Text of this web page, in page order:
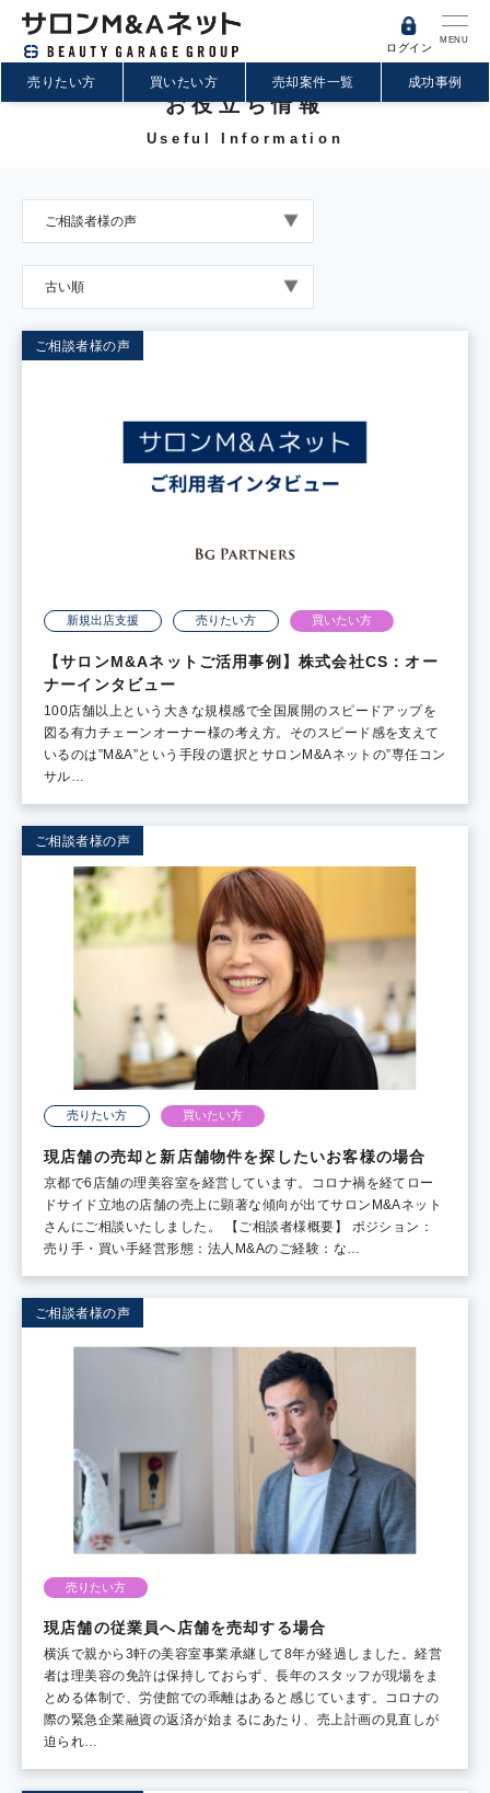
MENU
ログイン
売りたい方 買いたい方 売却案件一覧 成功事例
お役立ち情報
Useful Information
ご相談者様の声
古い順
ご相談者様の声
新規出店支援 売りたい方 買いたい方
【サロンM&Aネットご活用事例】株式会社CS：オー
ナーインタビュー
100店舗以上という大きな規模感で全国展開のスピードアップを
図る有力チェーンオーナー様の考え方。そのスピード感を支えて
いるのは”M&A”という手段の選択とサロンM&Aネットの”専任コン
サル…
ご相談者様の声
売りたい方 買いたい方
現店舗の売却と新店舗物件を探したいお客様の場合
京都で6店舗の理美容室を経営しています。コロナ禍を経てロー
ドサイド立地の店舗の売上に顕著な傾向が出てサロンM&Aネット
さんにご相談いたしました。 【ご相談者様概要】 ポジション：
売り手・買い手経営形態：法人M&Aのご経験：な…
ご相談者様の声
売りたい方
現店舗の従業員へ店舗を売却する場合
横浜で親から3軒の美容室事業承継して8年が経過しました。経営
者は理美容の免許は保持しておらず、長年のスタッフが現場をま
とめる体制で、労使館での乖離はあると感じています。コロナの
際の緊急企業融資の返済が始まるにあたり、売上計画の見直しが
迫られ…